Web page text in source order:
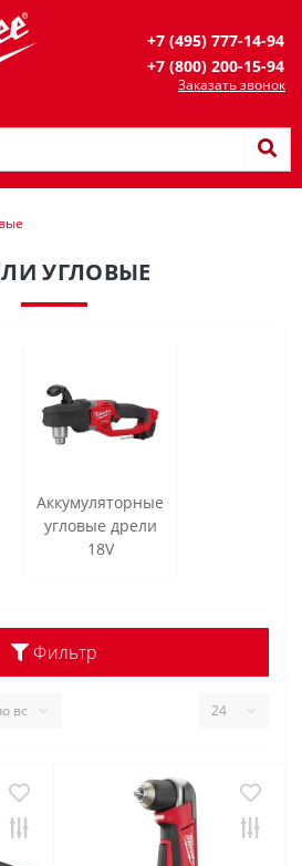
+7 (495) 777-14-94
+7 (800) 200-15-94
Заказать звонок
УГЛОВЫЕ
Аккумуляторные
угловые дрели
18V
Фильтр